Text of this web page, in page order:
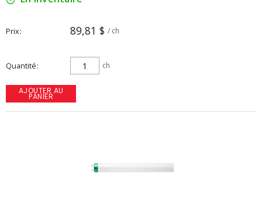
Prix 89,81 $ / ch
Quantité ch
AJOUTER AU
PANIER